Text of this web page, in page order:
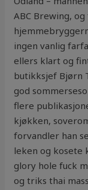
ABC Brewing,
ingen vanlig
ellers klart og
butikksjef Bjørn
god
flere
kjøkken,
forvandler han
leken og kosete
glory hole fuck
og triks thai